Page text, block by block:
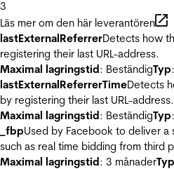
3
Läs mer om den här leverantören
lastExternalReferrerDetects how
registering their last URL-address.
Maximal lagringstid: BeständigTyp
lastExternalReferrerTimeDetects
by registering their last URL-address.
Maximal lagringstid: BeständigTyp
_fbpUsed by Facebook to deliver
such as real time bidding from third
Maximal lagringstid: 3 månaderTyp